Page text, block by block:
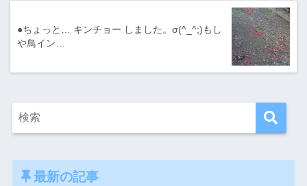
●ちょっと… キンチョー しました。σ(^_^;)もし
や鳥イン…
最新の記事